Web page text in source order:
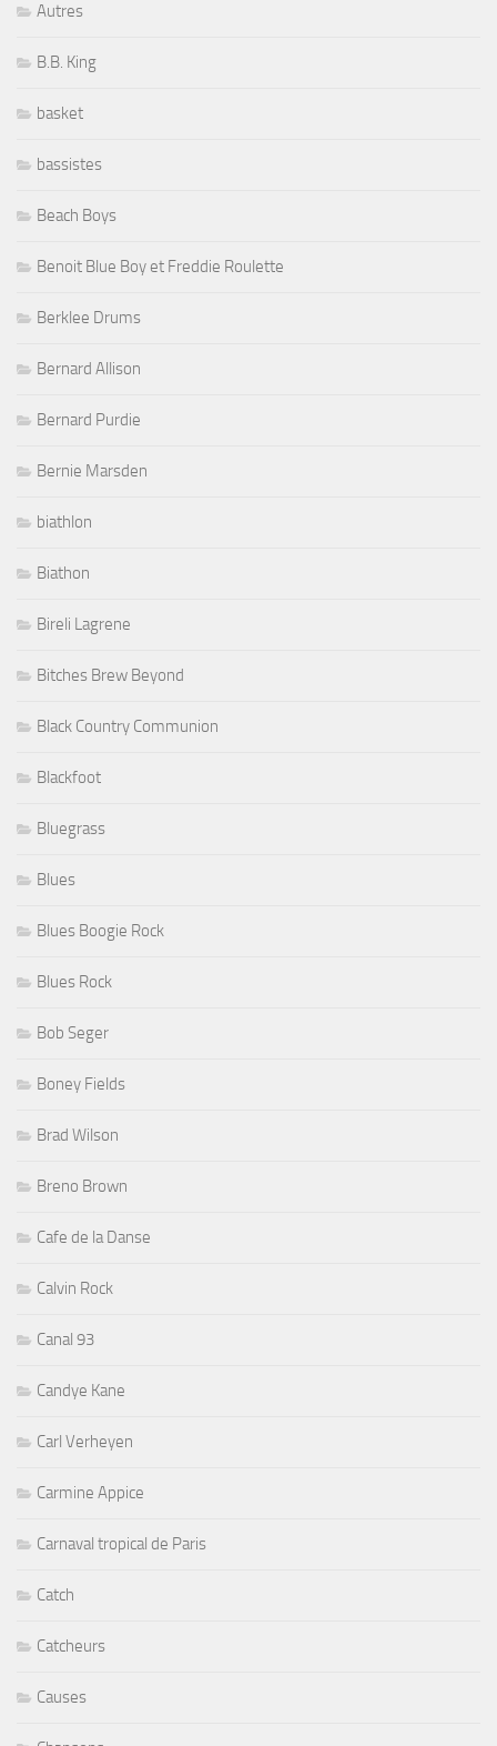
Autres
B.B. King
basket
bassistes
Beach Boys
Benoit Blue Boy et Freddie Roulette
Berklee Drums
Bernard Allison
Bernard Purdie
Bernie Marsden
biathlon
Biathon
Bireli Lagrene
Bitches Brew Beyond
Black Country Communion
Blackfoot
Bluegrass
Blues
Blues Boogie Rock
Blues Rock
Bob Seger
Boney Fields
Brad Wilson
Breno Brown
Cafe de la Danse
Calvin Rock
Canal 93
Candye Kane
Carl Verheyen
Carmine Appice
Carnaval tropical de Paris
Catch
Catcheurs
Causes